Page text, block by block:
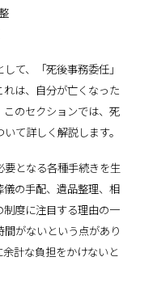
て、「死後事務委任」
は、自分が亡くなった
のセクションでは、死
て詳しく解説します。
となる各種手続きを生
の手配、遺品整理、相
度に注目する理由の一
がないという点があり
計な負担をかけないと